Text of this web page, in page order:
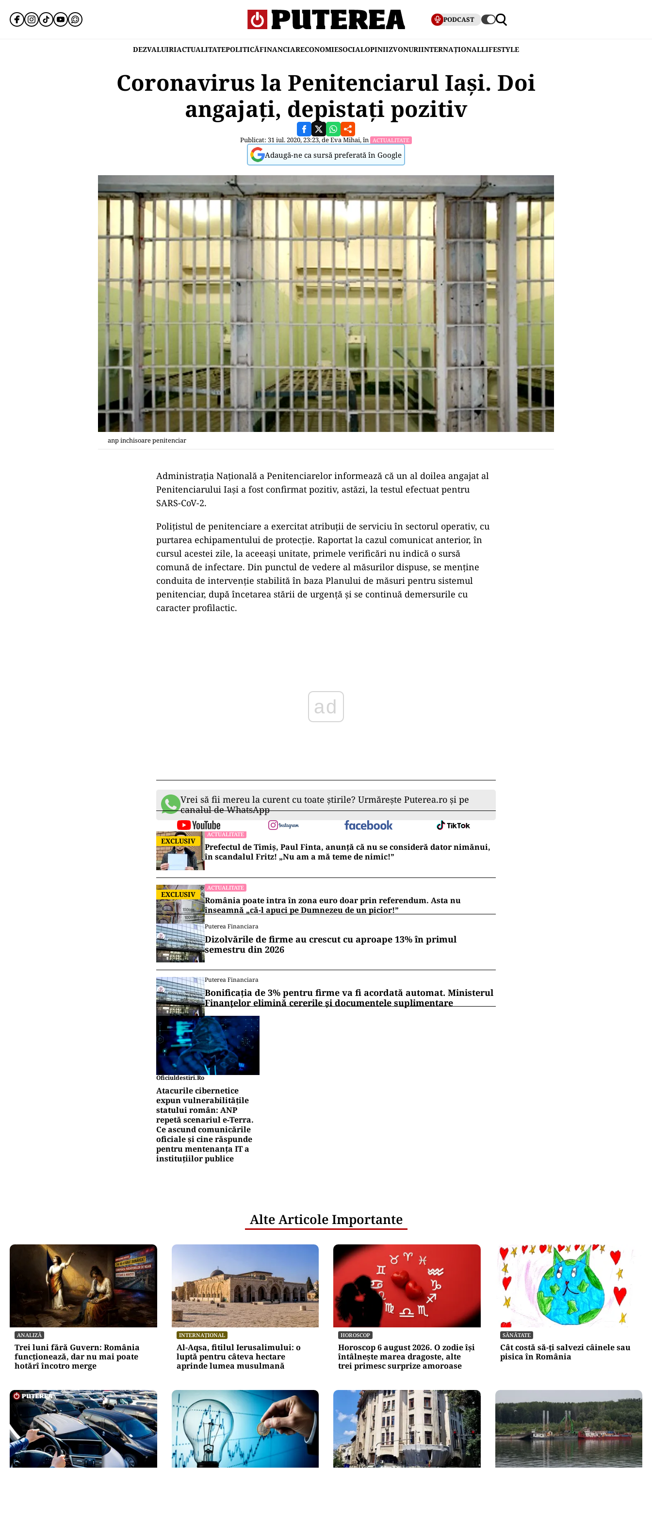
PODCAST
DEZVALUIRIACTUALITATEPOLITICĂFINANCIARECONOMIESOCIALOPINIIZVONURIINTERNAȚIONALLIFESTYLE
Coronavirus la Penitenciarul Iași. Doi
angajați, depistați pozitiv
Publicat: 31 iul. 2020, 23:23, deEva Mihai, în ACTUALITATE
Adaugă-ne ca sursă preferată în Google
anp inchisoare penitenciar
Administrația Națională a Penitenciarelor informează că un al doilea angajat al
Penitenciarului Iaşi a fost confirmat pozitiv, astăzi, la testul efectuat pentru
SARS-CoV-2.
Poliţistul de penitenciare a exercitat atribuții de serviciu în sectorul operativ, cu
purtarea echipamentului de protecție. Raportat la cazul comunicat anterior, în
cursul acestei zile, la aceeaşi unitate, primele verificări nu indică o sursă
comună de infectare. Din punctul de vedere al măsurilor dispuse, se menţine
conduita de intervenţie stabilită în baza Planului de măsuri pentru sistemul
penitenciar, după încetarea stării de urgenţă şi se continuă demersurile cu
caracter profilactic.
Vrei să fii mereu la curent cu toate știrile? Urmărește Puterea.ro și pe
canalul de WhatsApp
EXCLUSIV
ACTUALITATE
Prefectul de Timiș, Paul Finta, anunță că nu se consideră dator nimănui,
în scandalul Fritz! „Nu am a mă teme de nimic!”
EXCLUSIV
ACTUALITATE
România poate intra în zona euro doar prin referendum. Asta nu
înseamnă „că-l apuci pe Dumnezeu de un picior!”
Puterea Financiara
Dizolvările de firme au crescut cu aproape 13% în primul
semestru din 2026
Puterea Financiara
Bonificația de 3% pentru firme va fi acordată automat. Ministerul
Finanțelor elimină cererile și documentele suplimentare
Oficiuldestiri.ro
Atacurile cibernetice
expun vulnerabilitățile
statului român: ANP
repetă scenariul e‑Terra.
Ce ascund comunicările
oficiale și cine răspunde
pentru mentenanța IT a
instituțiilor publice
Alte Articole Importante
ANALIZĂ
Trei luni fără Guvern: România
funcționează, dar nu mai poate
hotărî încotro merge
INTERNAȚIONAL
Al-Aqsa, fitilul Ierusalimului: o
luptă pentru câteva hectare
aprinde lumea musulmană
HOROSCOP
Horoscop 6 august 2026. O zodie își
întâlnește marea dragoste, alte
trei primesc surprize amoroase
SĂNĂTATE
Cât costă să-ți salvezi câinele sau
pisica în România